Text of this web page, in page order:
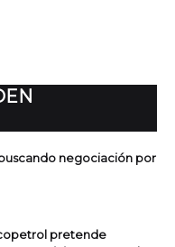
negociación por
pretende